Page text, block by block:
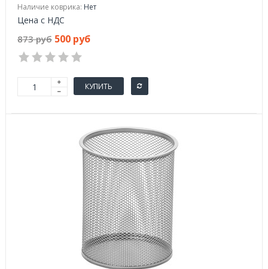
Наличие коврика: Нет
Цена с НДС
873 руб 500 руб
КУПИТЬ